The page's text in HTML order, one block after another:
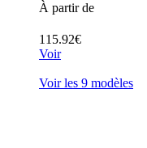
À partir de
115.92€
Voir
Voir les 9 modèles